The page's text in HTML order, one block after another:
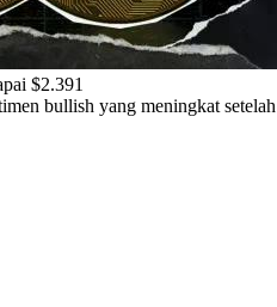
$2.391
bullish yang meningkat